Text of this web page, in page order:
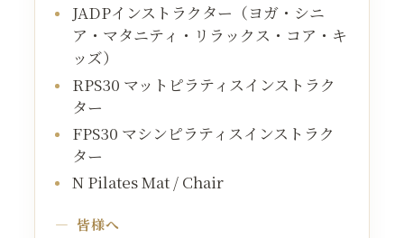
JADPインストラクター（ヨガ・シニ
ア・マタニティ・リラックス・コア・キ
ッズ）
RPS30 マットピラティスインストラク
ター
FPS30 マシンピラティスインストラク
ター
N Pilates Mat / Chair
皆様へ